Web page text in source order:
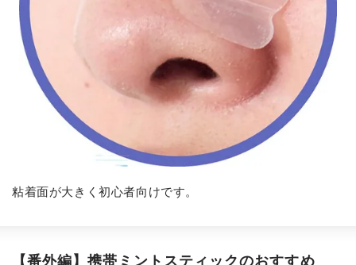
粘着面が大きく初心者向けです。
【番外編】携帯ミントスティックのおすすめ